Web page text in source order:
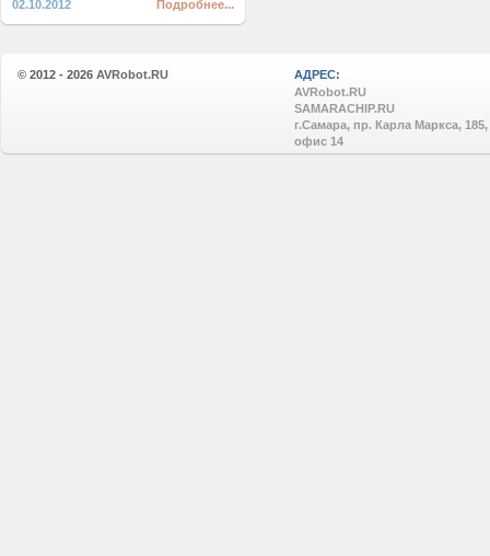
02.10.2012 Подробнее...
© 2012 - 2026 AVRobot.RU
АДРЕС:
AVRobot.RU
SAMARACHIP.RU
г.Самара, пр. Карла Маркса, 185,
офис 14